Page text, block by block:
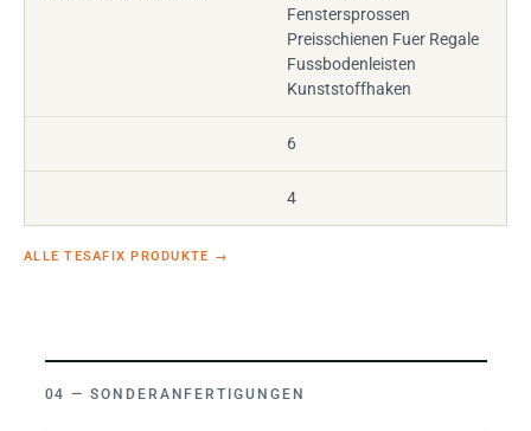
Fenstersprossen
Preisschienen Fuer Regale
Fussbodenleisten
Kunststoffhaken
6
4
ALLE TESAFIX PRODUKTE →
SONDERANFERTIGUNGEN